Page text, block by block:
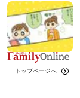
トップページへ